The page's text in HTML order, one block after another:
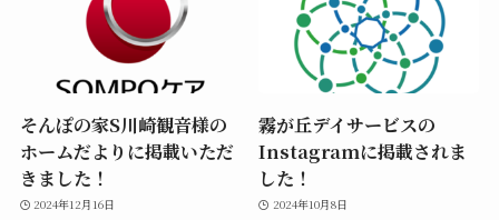
そんぽの家S川崎観音様の
ホームだよりに掲載いただ
きました！
2024年12月16日
霧が丘デイサービスの
Instagramに掲載されま
した！
2024年10月8日